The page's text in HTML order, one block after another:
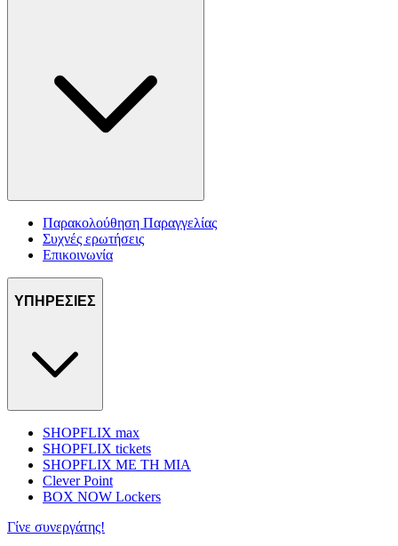
Παρακολούθηση Παραγγελίας
Συχνές ερωτήσεις
Επικοινωνία
ΥΠΗΡΕΣΙΕΣ
SHOPFLIX max
SHOPFLIX tickets
SHOPFLIX ΜΕ ΤΗ ΜΙΑ
Clever Point
BOX NOW Lockers
Γίνε συνεργάτης!